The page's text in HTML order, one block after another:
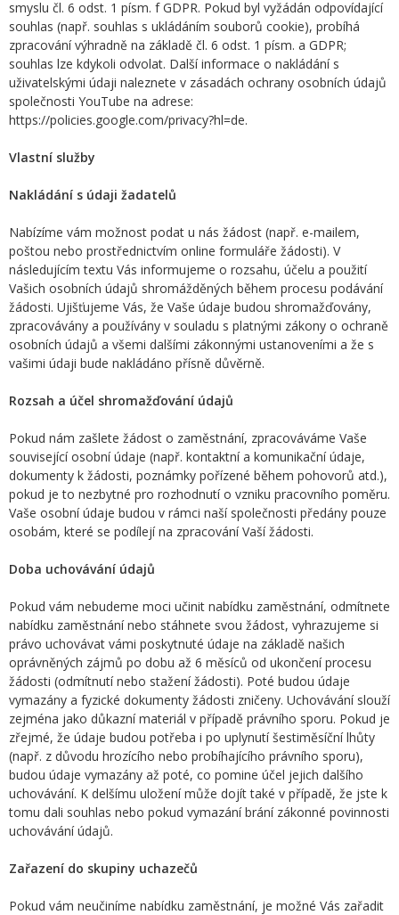
smyslu čl. 6 odst. 1 písm. f GDPR. Pokud byl vyžádán odpovídající
souhlas (např. souhlas s ukládáním souborů cookie), probíhá
zpracování výhradně na základě čl. 6 odst. 1 písm. a GDPR;
souhlas lze kdykoli odvolat. Další informace o nakládání s
uživatelskými údaji naleznete v zásadách ochrany osobních údajů
společnosti YouTube na adrese:
https://policies.google.com/privacy?hl=de.
Vlastní služby
Nakládání s údaji žadatelů
Nabízíme vám možnost podat u nás žádost (např. e-mailem,
poštou nebo prostřednictvím online formuláře žádosti). V
následujícím textu Vás informujeme o rozsahu, účelu a použití
Vašich osobních údajů shromážděných během procesu podávání
žádosti. Ujišťujeme Vás, že Vaše údaje budou shromažďovány,
zpracovávány a používány v souladu s platnými zákony o ochraně
osobních údajů a všemi dalšími zákonnými ustanoveními a že s
vašimi údaji bude nakládáno přísně důvěrně.
Rozsah a účel shromažďování údajů
Pokud nám zašlete žádost o zaměstnání, zpracováváme Vaše
související osobní údaje (např. kontaktní a komunikační údaje,
dokumenty k žádosti, poznámky pořízené během pohovorů atd.),
pokud je to nezbytné pro rozhodnutí o vzniku pracovního poměru.
Vaše osobní údaje budou v rámci naší společnosti předány pouze
osobám, které se podílejí na zpracování Vaší žádosti.
Doba uchovávání údajů
Pokud vám nebudeme moci učinit nabídku zaměstnání, odmítnete
nabídku zaměstnání nebo stáhnete svou žádost, vyhrazujeme si
právo uchovávat vámi poskytnuté údaje na základě našich
oprávněných zájmů po dobu až 6 měsíců od ukončení procesu
žádosti (odmítnutí nebo stažení žádosti). Poté budou údaje
vymazány a fyzické dokumenty žádosti zničeny. Uchovávání slouží
zejména jako důkazní materiál v případě právního sporu. Pokud je
zřejmé, že údaje budou potřeba i po uplynutí šestiměsíční lhůty
(např. z důvodu hrozícího nebo probíhajícího právního sporu),
budou údaje vymazány až poté, co pomine účel jejich dalšího
uchovávání. K delšímu uložení může dojít také v případě, že jste k
tomu dali souhlas nebo pokud vymazání brání zákonné povinnosti
uchovávání údajů.
Zařazení do skupiny uchazečů
Pokud vám neučiníme nabídku zaměstnání, je možné Vás zařadit